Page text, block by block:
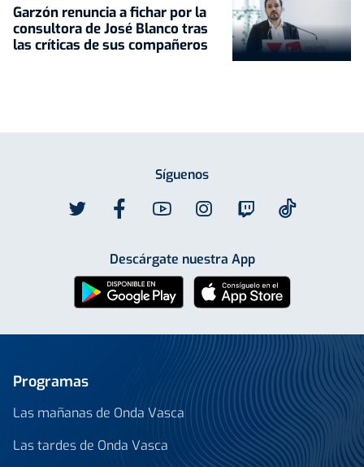
Garzón renuncia a fichar por la
consultora de José Blanco tras
las críticas de sus compañeros
Síguenos
Descárgate nuestra App
Programas
Las mañanas de Onda Vasca
Las tardes de Onda Vasca